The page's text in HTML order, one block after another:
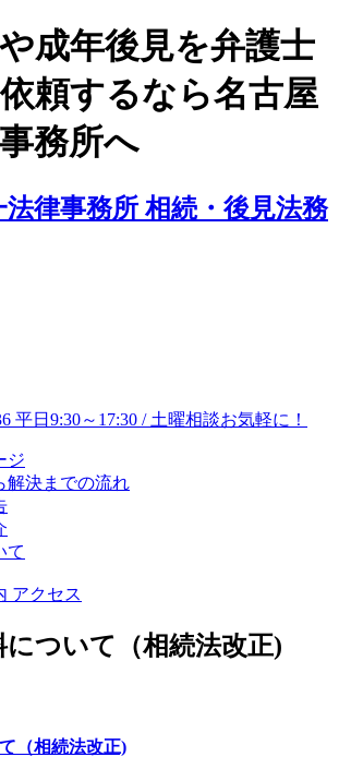
成年後見を弁護士
頼するなら名古屋
務所へ
（相続法改正)